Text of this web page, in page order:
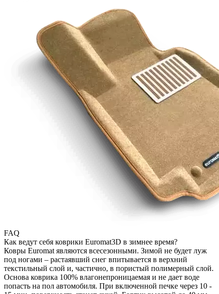
FAQ
Как ведут себя коврики Euromat3D в зимнее время?
Ковры Euromat являются всесезонными. Зимой не будет луж
под ногами – растаявший снег впитывается в верхний
текстильный слой и, частично, в пористый полимерный слой.
Основа коврика 100% влагонепроницаемая и не дает воде
попасть на пол автомобиля. При включенной печке через 10 -